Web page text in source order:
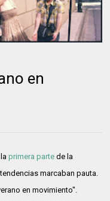
en
laprimera parte de la
marcaban pauta.
en movimiento".